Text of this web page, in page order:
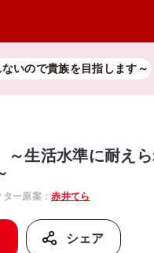
いので貴族を目指します～
～生活水準に耐え
ー原案：赤井てら
シェア